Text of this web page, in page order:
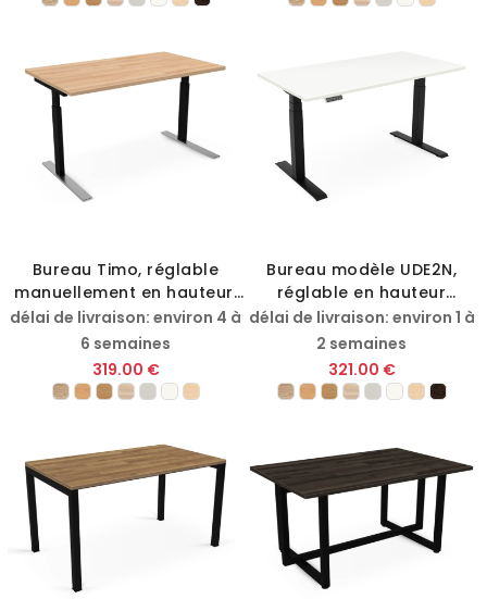
Bureau Timo, réglable
manuellement en hauteur,
avec plateau en résine
mélaminée
délai de livraison: environ 4 à
6 semaines
319.00 €
Bureau modèle UDE2N,
réglable en hauteur
électriquement
délai de livraison: environ 1 à
2 semaines
321.00 €